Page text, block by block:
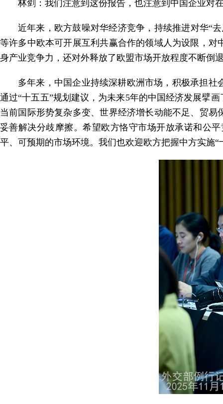
林剑：我们注意到这份报告，也注意到中国企业对
近年来，欧方鼓噪对华经济竞争，持续推进对华“
等许多中欧本可开展互利共赢合作的领域人为设限，
身产业竞争力，还对外释放了欧盟市场开放程度不断倒
多年来，中国企业持续深耕欧洲市场，积极承担
通过“十五五”规划建议，为未来5年的中国经济发展擘
当前国际形势复杂多变、世界经济增长动能不足、贸
妥善解决分歧摩擦。希望欧方恪守市场开放承诺和公
平、可预期的市场环境。我们也欢迎欧方把握中方实施